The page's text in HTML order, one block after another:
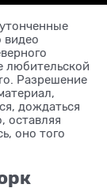
видео
любительской
Разрешение
дождаться
оставляя
оно того